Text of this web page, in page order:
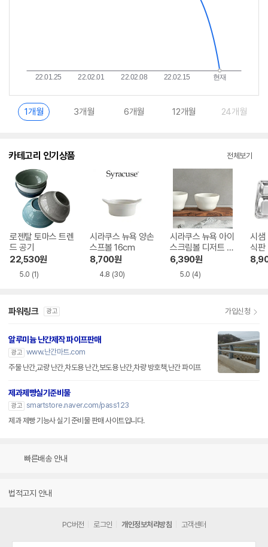
1개월 3개월 6개월 12개월 24개월
카테고리 인기상품 전체보기
로젠탈 토마스 트렌
드 공기
22,530원
5.0 (1)
시라쿠스 뉴욕 양손
스프볼 16cm
8,700원
4.8 (30)
시라쿠스 뉴욕 아이
스크림볼 디저트 미
니 볼 9.5cm
6,390원
5.0 (4)
시
식판
파워링크 광고 가입신청
알루미늄 난간제작 파이프판매
광고 www.난간마트.com
주물 난간,교량 난간,차도용 난간,보도용 난간,차량 방호책,난간 파이프
제과제빵실기준비물
광고 smartstore.naver.com/pass123
제과 제빵 기능사 실기 준비물 판매 사이트입니다.
빠른배송 안내
법적고지 안내
PC버전 로그인 개인정보처리방침 고객센터